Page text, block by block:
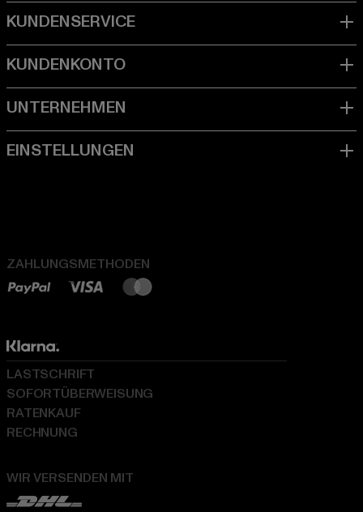
ZAHLUNGSMETHODEN
WIR VERSENDEN MIT
LASTSCHRIFT
SOFORTÜBERWEISUNG
RATENKAUF
RECHNUNG